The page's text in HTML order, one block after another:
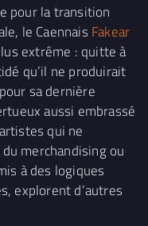
pour la transition
le Caennais Fakear
extrême : quitte à
qu’il ne produirait
sa dernière
aussi embrassé
qui ne
merchandising ou
à des logiques
explorent d’autres